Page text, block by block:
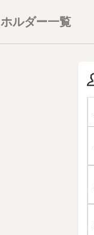
ホルダー一覧